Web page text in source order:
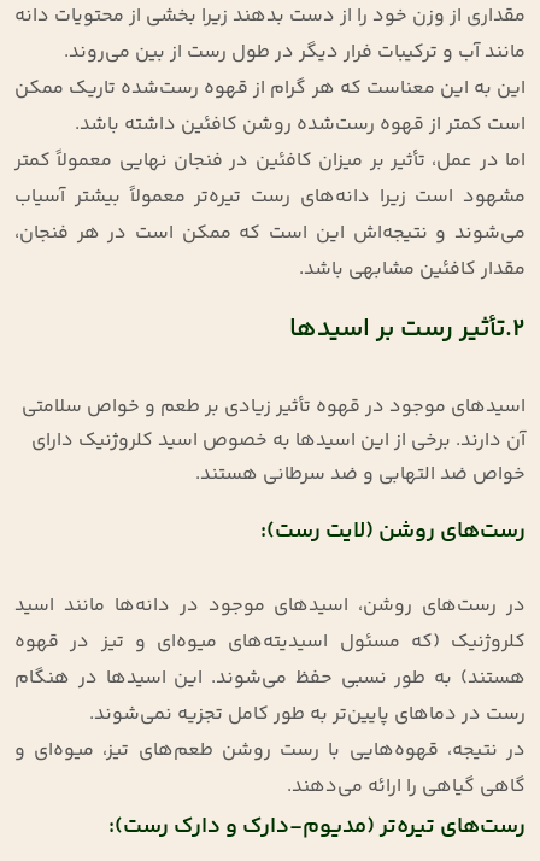
مقداری از وزن خود را از دست بدهند زیرا بخشی از محتویات دانه
مانند آب و ترکیبات فرار دیگر در طول رست از بین می‌روند.
این به این معناست که هر گرام از قهوه رست‌شده تاریک ممکن
است کمتر از قهوه رست‌شده روشن کافئین داشته باشد.
اما در عمل، تأثیر بر میزان کافئین در فنجان نهایی معمولاً کمتر
مشهود است زیرا دانه‌های رست تیره‌تر معمولاً بیشتر آسیاب
می‌شوند و نتیجه‌اش این است که ممکن است در هر فنجان،
مقدار کافئین مشابهی باشد.
2.تأثیر رست بر اسیدها
اسیدهای موجود در قهوه تأثیر زیادی بر طعم و خواص سلامتی
آن دارند. برخی از این اسیدها به خصوص اسید کلروژنیک دارای
خواص ضد التهابی و ضد سرطانی هستند.
رست‌های روشن (لایت رست):
در رست‌های روشن، اسیدهای موجود در دانه‌ها مانند اسید
کلروژنیک (که مسئول اسیدیته‌های میوه‌ای و تیز در قهوه
هستند) به طور نسبی حفظ می‌شوند. این اسیدها در هنگام
رست در دماهای پایین‌تر به طور کامل تجزیه نمی‌شوند.
در نتیجه، قهوه‌هایی با رست روشن طعم‌های تیز، میوه‌ای و
گاهی گیاهی را ارائه می‌دهند.
رست‌های تیره‌تر (مدیوم-دارک و دارک رست):